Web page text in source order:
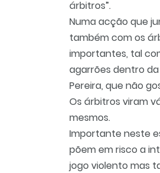
árbitros”.
Numa acção que
também com os
importantes, tal
agarrões dentro
Pereira, que não
Os árbitros viram
mesmos.
Importante neste
põem em risco a
jogo violento mas